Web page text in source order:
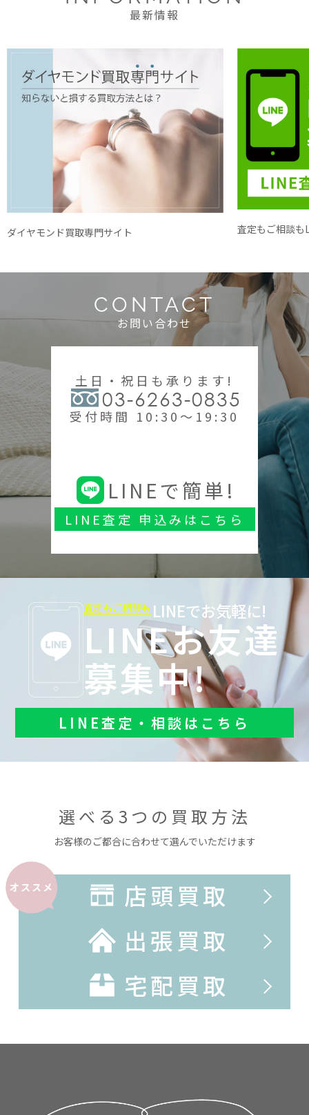
最新情報
ダイヤモンド買取専門サイト 査定もご相談も
CONTACT
お問い合わせ
土日・祝日も承ります!
03-6263-0835
受付時間 10:30～19:30
LINEで簡単!
LINE査定 申込みはこちら
査定もご相談も LINEでお気軽に!
LINEお友達
募集中!
LINE査定・相談はこちら
選べる3つの買取方法
お客様のご都合に合わせて選んでいただけます
オススメ
店頭買取
出張買取
宅配買取